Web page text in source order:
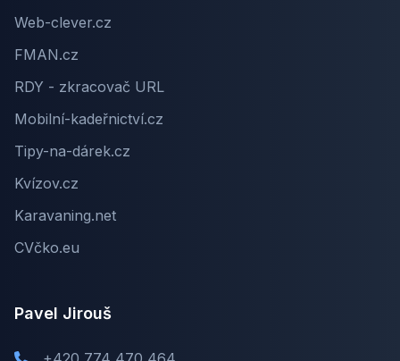
Web-clever.cz
FMAN.cz
RDY - zkracovač URL
Mobilní-kadeřnictví.cz
Tipy-na-dárek.cz
Kvízov.cz
Karavaning.net
CVčko.eu
Pavel Jirouš